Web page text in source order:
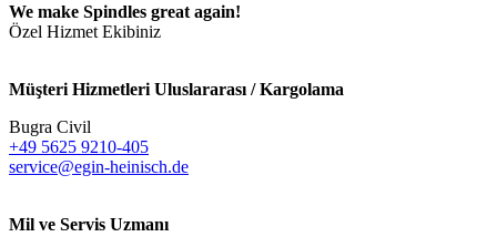
We make Spindles great again!
Özel Hizmet Ekibiniz
Müşteri Hizmetleri Uluslararası / Kargolama
Bugra Civil
+49 5625 9210-405
service@egin-heinisch.de
Mil ve Servis Uzmanı